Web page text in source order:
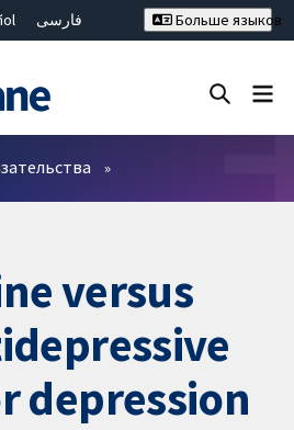
فارسی
體中文
Больше языков
versus
depression